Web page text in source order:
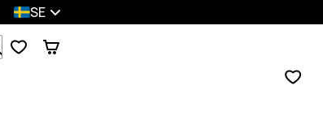
SE
Sök bland 1 000+ produkter